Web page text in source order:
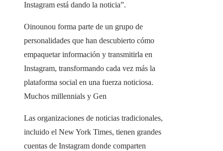
Instagram está dando la noticia”.
Oinounou forma parte de un grupo de
personalidades que han descubierto cómo
empaquetar información y transmitirla en
Instagram, transformando cada vez más la
plataforma social en una fuerza noticiosa.
Muchos millennials y Gen
Las organizaciones de noticias tradicionales,
incluido el New York Times, tienen grandes
cuentas de Instagram donde comparten